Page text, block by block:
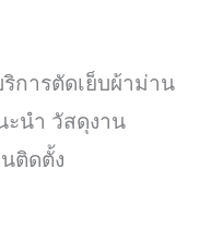
การตัดเย็บผ้าม่าน
ะนำ วัสดุงาน
ติดตั้ง